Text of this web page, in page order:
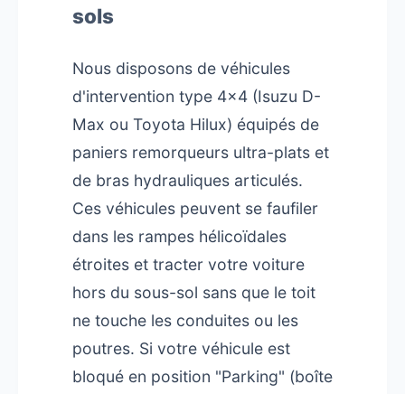
sols
Nous disposons de véhicules
d'intervention type 4x4 (Isuzu D-
Max ou Toyota Hilux) équipés de
paniers remorqueurs ultra-plats et
de bras hydrauliques articulés.
Ces véhicules peuvent se faufiler
dans les rampes hélicoïdales
étroites et tracter votre voiture
hors du sous-sol sans que le toit
ne touche les conduites ou les
poutres. Si votre véhicule est
bloqué en position "Parking" (boîte